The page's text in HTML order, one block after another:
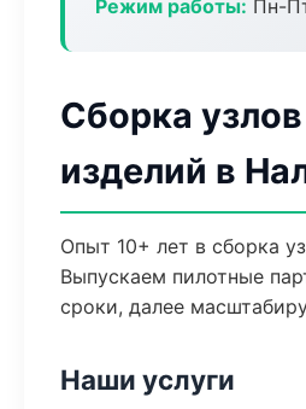
Режим работы: Пн-
Сборка
изделий в
Опыт 10+ лет в сборка
Выпускаем пилотные
сроки, далее
Наши услуги